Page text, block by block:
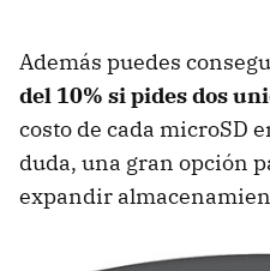
Además puedes
del 10% si pides dos
costo de cada microSD
duda, una gran opción
expandir